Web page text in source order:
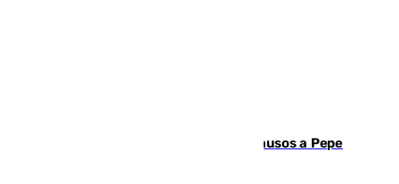
Granada despide con lágrimas y aplausos a Pepe